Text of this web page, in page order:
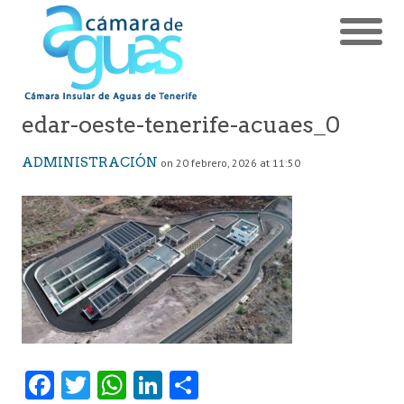
edar-oeste-tenerife-acuaes_0
ADMINISTRACIÓN on 20 febrero, 2026 at 11:50
Fa T W Li